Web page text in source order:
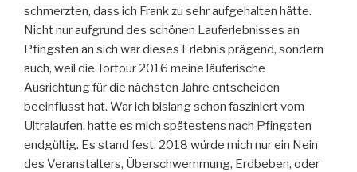
schmerzten, dass ich Frank zu sehr aufgehalten hätte.
Nicht nur aufgrund des schönen Lauferlebnisses an
Pfingsten an sich war dieses Erlebnis prägend, sondern
auch, weil die Tortour 2016 meine läuferische
Ausrichtung für die nächsten Jahre entscheiden
beeinflusst hat. War ich bislang schon fasziniert vom
Ultralaufen, hatte es mich spätestens nach Pfingsten
endgültig. Es stand fest: 2018 würde mich nur ein Nein
des Veranstalters, Überschwemmung, Erdbeben, oder